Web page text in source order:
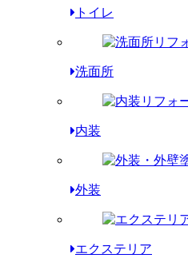
トイレ
洗面所
内装
外装
エクステリア